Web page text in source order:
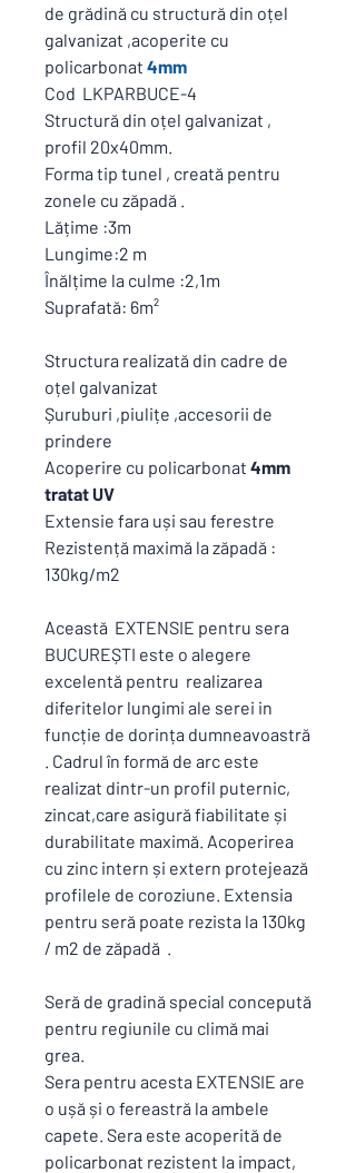
de grădină cu structură din oțel
galvanizat ,acoperite cu
policarbonat 4mm
Cod LKPARBUCE-4
Structură din oțel galvanizat ,
profil 20x40mm.
Forma tip tunel , creată pentru
zonele cu zăpadă .
Lățime :3m
Lungime:2 m
Înălțime la culme :2,1m
Suprafată: 6m²
Structura realizată din cadre de
oțel galvanizat
Șuruburi ,piulițe ,accesorii de
prindere
Acoperire cu policarbonat 4mm
tratat UV
Extensie fara uși sau ferestre
Rezistență maximă la zăpadă :
130kg/m2
Această EXTENSIE pentru sera
BUCUREȘTI este o alegere
excelentă pentru realizarea
diferitelor lungimi ale serei in
funcție de dorința dumneavoastră
. Cadrul în formă de arc este
realizat dintr-un profil puternic,
zincat,care asigură fiabilitate și
durabilitate maximă. Acoperirea
cu zinc intern și extern protejează
profilele de coroziune. Extensia
pentru seră poate rezista la 130kg
/ m2 de zăpadă .
Seră de gradină special concepută
pentru regiunile cu climă mai
grea.
Sera pentru acesta EXTENSIE are
o ușă și o fereastră la ambele
capete. Sera este acoperită de
policarbonat rezistent la impact,